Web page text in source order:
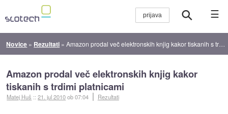
☰
Novice » Rezultati »Amazon prodal več elektronskih knjig kakor tiskanih s trdimi platnicami
Amazon prodal več elektronskih knjig kakor
tiskanih s trdimi platnicami
Matej Huš ::21. jul 2010ob 07:04 Rezultati